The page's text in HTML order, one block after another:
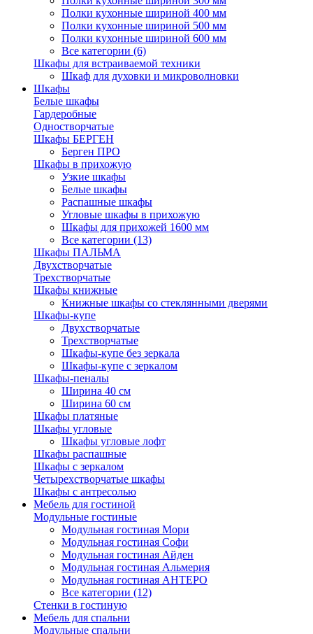
Полки кухонные шириной 400 мм
Полки кухонные шириной 500 мм
Полки кухонные шириной 600 мм
Все категории (6)
Шкафы для встраиваемой техники
Шкаф для духовки и микроволновки
Шкафы
Белые шкафы
Гардеробные
Одностворчатые
Шкафы БЕРГЕН
Берген ПРО
Шкафы в прихожую
Узкие шкафы
Белые шкафы
Распашные шкафы
Угловые шкафы в прихожую
Шкафы для прихожей 1600 мм
Все категории (13)
Шкафы ПАЛЬМА
Двухстворчатые
Трехстворчатые
Шкафы книжные
Книжные шкафы со стеклянными дверями
Шкафы-купе
Двухстворчатые
Трехстворчатые
Шкафы-купе без зеркала
Шкафы-купе с зеркалом
Шкафы-пеналы
Ширина 40 см
Ширина 60 см
Шкафы платяные
Шкафы угловые
Шкафы угловые лофт
Шкафы распашные
Шкафы с зеркалом
Четырехстворчатые шкафы
Шкафы с антресолью
Мебель для гостиной
Модульные гостиные
Модульная гостиная Мори
Модульная гостиная Софи
Модульная гостиная Айден
Модульная гостиная Альмерия
Модульная гостиная АНТЕРО
Все категории (12)
Стенки в гостиную
Мебель для спальни
Модульные спальни